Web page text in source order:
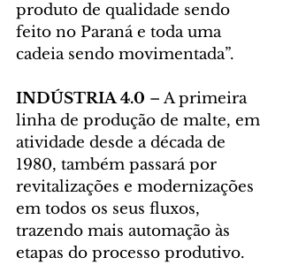
produto de qualidade sendo
feito no Paraná e toda uma
cadeia sendo movimentada”.
INDÚSTRIA 4.0 – A primeira
linha de produção de malte, em
atividade desde a década de
1980, também passará por
revitalizações e modernizações
em todos os seus fluxos,
trazendo mais automação às
etapas do processo produtivo.